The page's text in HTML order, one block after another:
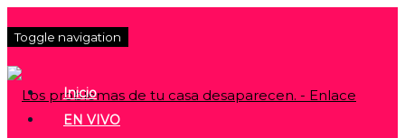
Toggle navigation
Inicio
EN VIVO